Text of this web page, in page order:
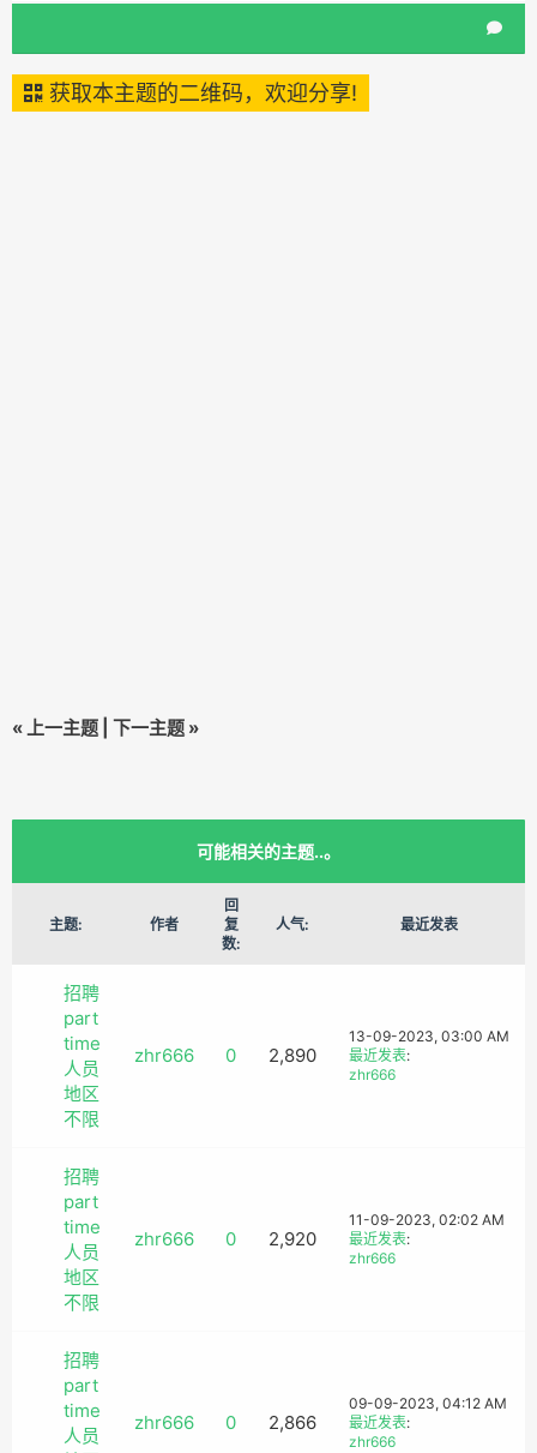
获取本主题的二维码，欢迎分享!
« 上一主题 下一主题 »
可能相关的主题..。
主题: 作者
回
复
数:
人气: 最近发表
招聘
part
time
人员
地区
不限
zhr666 0 2,890
13-09-2023, 03:00 AM
最近发表:
zhr666
招聘
part
time
人员
地区
不限
zhr666 0 2,920
11-09-2023, 02:02 AM
最近发表:
zhr666
招聘
part
time
人员
zhr666 0 2,866
09-09-2023, 04:12 AM
最近发表:
zhr666